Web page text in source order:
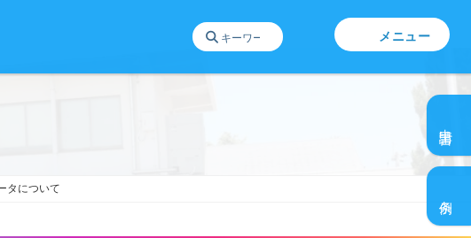
メニュー
グ
ー
プ
リ
ク
グ
ー
プ
タについて